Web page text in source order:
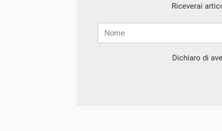
Riceverai
mail
Dichiaro di